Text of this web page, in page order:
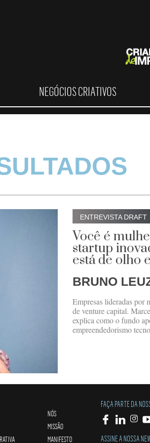
NEGÓCIOS CRIATIVOS
ENTREVISTA DRAFT
Você é
startup
está de olho
BRUNO
Empresas lideradas por
de venture capital.
explica como o fundo
empreendedorismo
NÓS
MISSÃO
MANIFESTO
FAÇA PARTE DA
ASSINE A NOSSA